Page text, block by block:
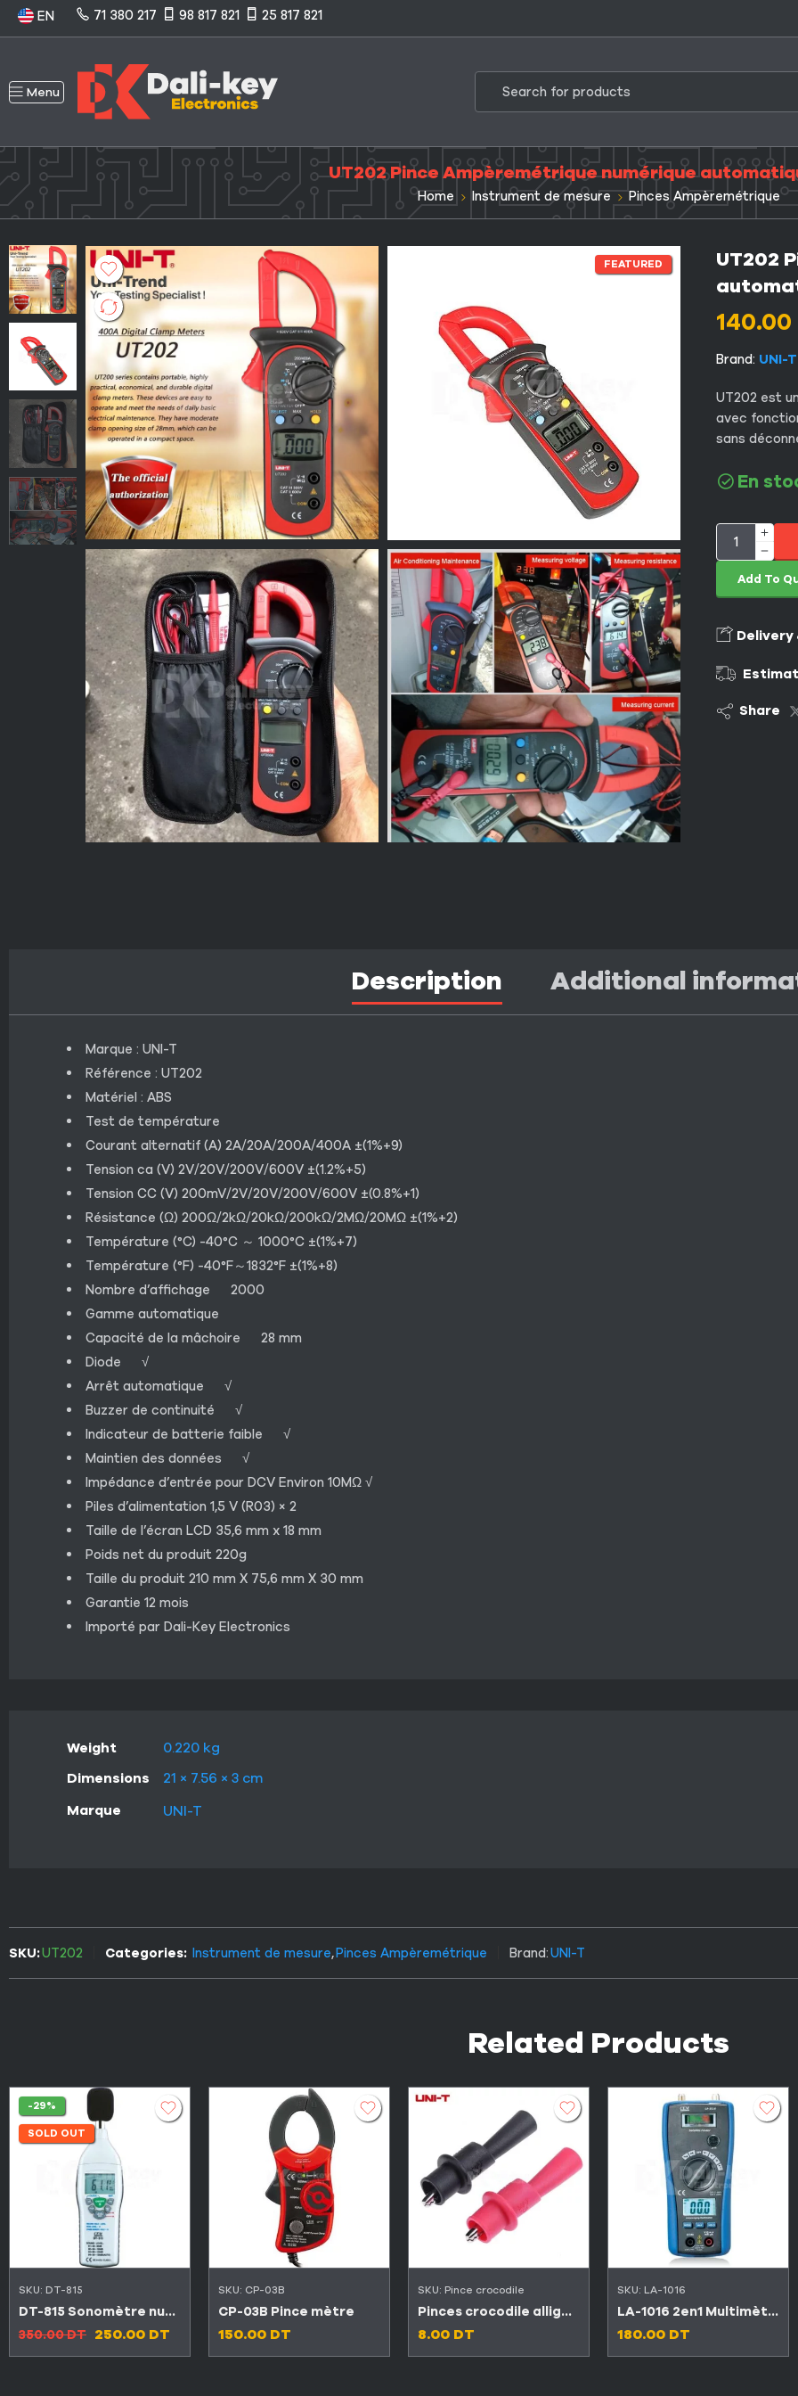
EN 71 380 217 98 817 821 25 817 821
Menu
UT202 Pince Ampèremétrique numérique
Home Instrument de mesure Pinces Ampèremétrique
FEATURED
UT202
140.00
Brand: UNI-T
UT202 est
avec
sans
En
Add To
Delivery
Share
Description Additional
Marque : UNI-T
Référence : UT202
Matériel : ABS
Test de température
Courant alternatif (A) 2A/20A/200A/400A ±(1%+9)
Tension ca (V) 2V/20V/200V/600V ±(1.2%+5)
Tension CC (V) 200mV/2V/20V/200V/600V ±(0.8%+1)
Résistance (Ω) 200Ω/2kΩ/20kΩ/200kΩ/2MΩ/20MΩ ±(1%+2)
Température (°C) -40°C ～ 1000°C ±(1%+7)
Température (°F) -40°F～1832°F ±(1%+8)
Nombre d’affichage 2000
Gamme automatique
Capacité de la mâchoire 28 mm
Diode √
Arrêt automatique √
Buzzer de continuité √
Indicateur de batterie faible √
Maintien des données √
Impédance d’entrée pour DCV Environ 10MΩ √
Piles d’alimentation 1,5 V (R03) × 2
Taille de l’écran LCD 35,6 mm x 18 mm
Poids net du produit 220g
Taille du produit 210 mm X 75,6 mm X 30 mm
Garantie 12 mois
Importé par Dali-Key Electronics
Weight
0.220 kg
Dimensions
21 × 7.56 × 3 cm
Marque
UNI-T
SKU:UT202 Categories: Instrument de mesure,Pinces Ampèremétrique Brand:UNI-T
Related Products
-29%
SOLD OUT
SKU: DT-815
DT-815 Sonomètre numérique 30-130dB
350.00DT 250.00 DT
SKU: CP-03B
CP-03B Pince mètre
150.00 DT
SKU: Pince crocodile
Pinces crocodile alligator pour testeur multimètre sonde
8.00 DT
SKU: LA-1016
LA-1016 2en1 Multimètre numérique automatique et détecteur de signal satellite
180.00 DT